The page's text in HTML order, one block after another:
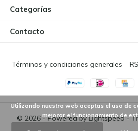
Marleen
5 / 5
+ Wunderschön, Top Zustand
PorVIOT- 22-04-2024 09:45
Categorías
Contacto
© 2026 - Powered byLightspeed-
Términos y condiciones generales
Utilizando nuestra web aceptas el uso de
mejorar el funcionamiento de